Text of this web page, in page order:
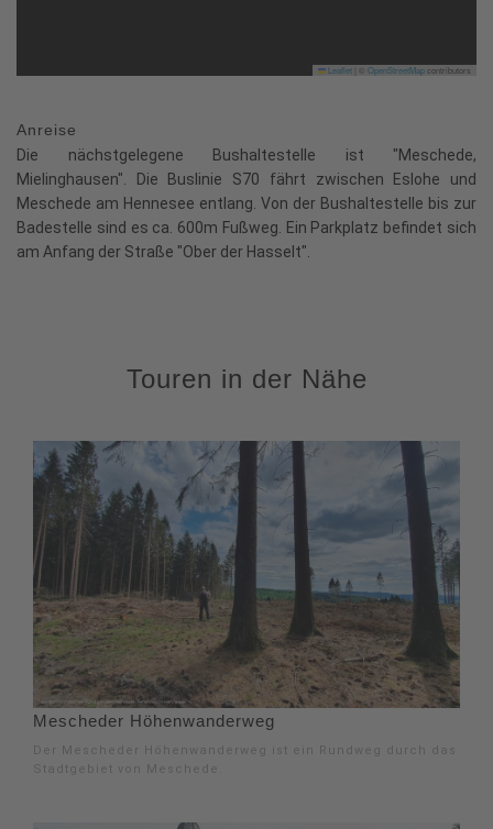
Leaflet OpenStreetMapcontributors
Anreise
Die nächstgelegene Bushaltestelle ist "Meschede,
Mielinghausen". Die Buslinie S70 fährt zwischen Eslohe und
Meschede am Hennesee entlang. Von der Bushaltestelle bis zur
Badestelle sind es ca. 600m Fußweg. Ein Parkplatz befindet sich
am Anfang der Straße "Ober der Hasselt".
Touren in der Nähe
Mescheder Höhenwanderweg
Der Mescheder Höhenwanderweg ist ein Rundweg durch das
Stadtgebiet von Meschede.